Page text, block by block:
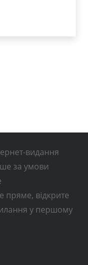
видання
за умови
пряме, відкрите
у першому